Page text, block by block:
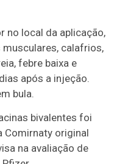
no local da aplicação,
calafrios,
febre baixa e
após a injeção.
bula.
bivalentes foi
Comirnaty original
na avaliação de